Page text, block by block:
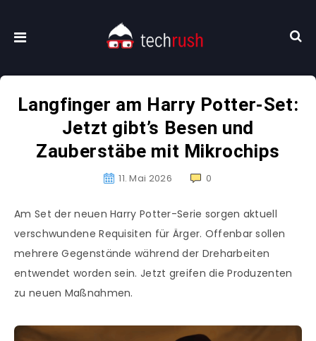
Langfinger am Harry Potter-Set:
Jetzt gibt’s Besen und
Zauberstäbe mit Mikrochips
11. Mai 2026 0
Am Set der neuen Harry Potter-Serie sorgen aktuell
verschwundene Requisiten für Ärger. Offenbar sollen
mehrere Gegenstände während der Dreharbeiten
entwendet worden sein. Jetzt greifen die Produzenten
zu neuen Maßnahmen.